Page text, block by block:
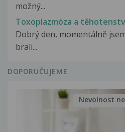
možný...
Toxoplazmóza a
Dobrý den, momentálně
brali...
DOPORUČUJEME
Nevolnost